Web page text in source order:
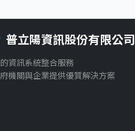
普立陽資訊股份有限公司
資訊系統整合服務
機關與企業提供優質解決方案